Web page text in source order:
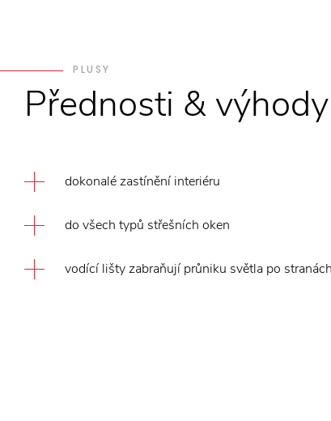
PLUSY
Přednosti &výhody
dokonalé zastínění interiéru
do všech typů střešních oken
vodící lišty zabraňují průniku světla po